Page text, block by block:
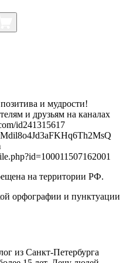
и мудрости!
и друзьям на каналах
id241315617
на территории РФ.
орфографии и пунктуации
из Санкт-Петербурга